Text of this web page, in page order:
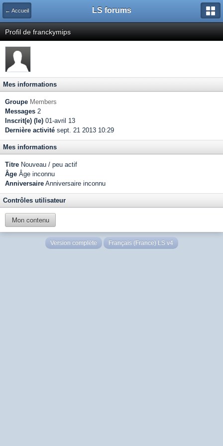
← Accueil LS forums
Profil de franckymips
Mes informations
Groupe Members
Messages 2
Inscrit(e) (le) 01-avril 13
Dernière activité sept. 21 2013 10:29
Mes informations
Titre Nouveau / peu actif
Âge Âge inconnu
Anniversaire Anniversaire inconnu
Contrôles utilisateur
Mon contenu
Version complète Français (France) LS v4